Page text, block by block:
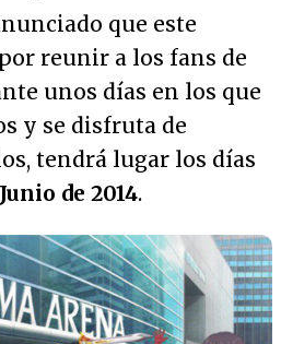
que este
reunir a los fans de
unos días en los que
y se disfruta de
tendrá lugar los días
de 2014.